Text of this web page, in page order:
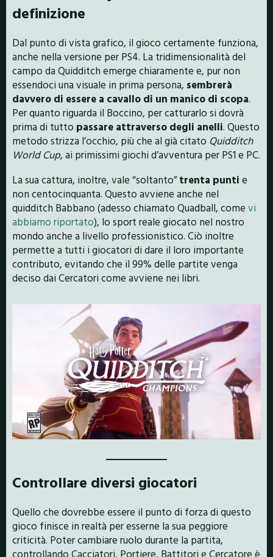
definizione
Dal punto di vista grafico, il gioco certamente funziona,
anche nella versione per PS4. La tridimensionalità del
campo da Quidditch emerge chiaramente e, pur non
essendoci una visuale in prima persona, sembrerà
davvero di essere a cavallo di un manico di scopa.
Per quanto riguarda il Boccino, per catturarlo si dovrà
prima di tutto passare attraverso degli anelli. Questo
metodo strizza l’occhio, più che al già citato Quidditch
World Cup, ai primissimi giochi d’avventura per PS1 e PC.
La sua cattura, inoltre, vale “soltanto”trenta punti e
non centocinquanta. Questo avviene anche nel
quidditch Babbano (adesso chiamato Quadball, come vi
abbiamo riportato), lo sport reale giocato nel nostro
mondo anche a livello professionistico. Ciò inoltre
permette a tutti i giocatori di dare il loro importante
contributo, evitando che il 99% delle partite venga
deciso dai Cercatori come avviene nei libri.
Controllare diversi giocatori
Quello che dovrebbe essere il punto di forza di questo
gioco finisce in realtà per esserne la sua peggiore
criticità. Poter cambiare ruolo durante la partita,
controllando Cacciatori, Portiere, Battitori e Cercatore è